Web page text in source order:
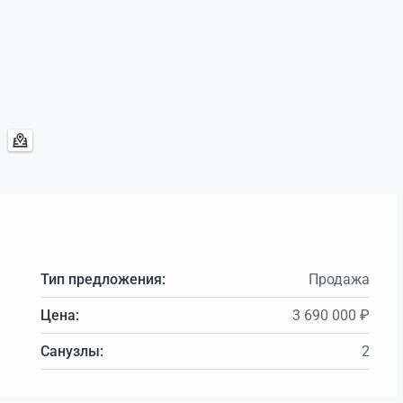
Тип предложения: Продажа
Цена: 3 690 000 ₽
Санузлы: 2